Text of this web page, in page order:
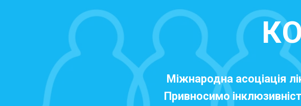
Міжнародна асоціація
Привносимо